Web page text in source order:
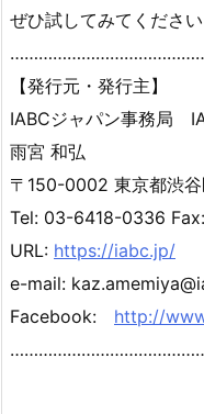
ぜひ試してみてください
【発行元・発行主】
IABCジャパン事務局
雨宮 和弘
〒150-0002 東京都渋
Tel: 03-6418-0336
URL: https://iabc.jp/
e-mail:
Facebook: http://